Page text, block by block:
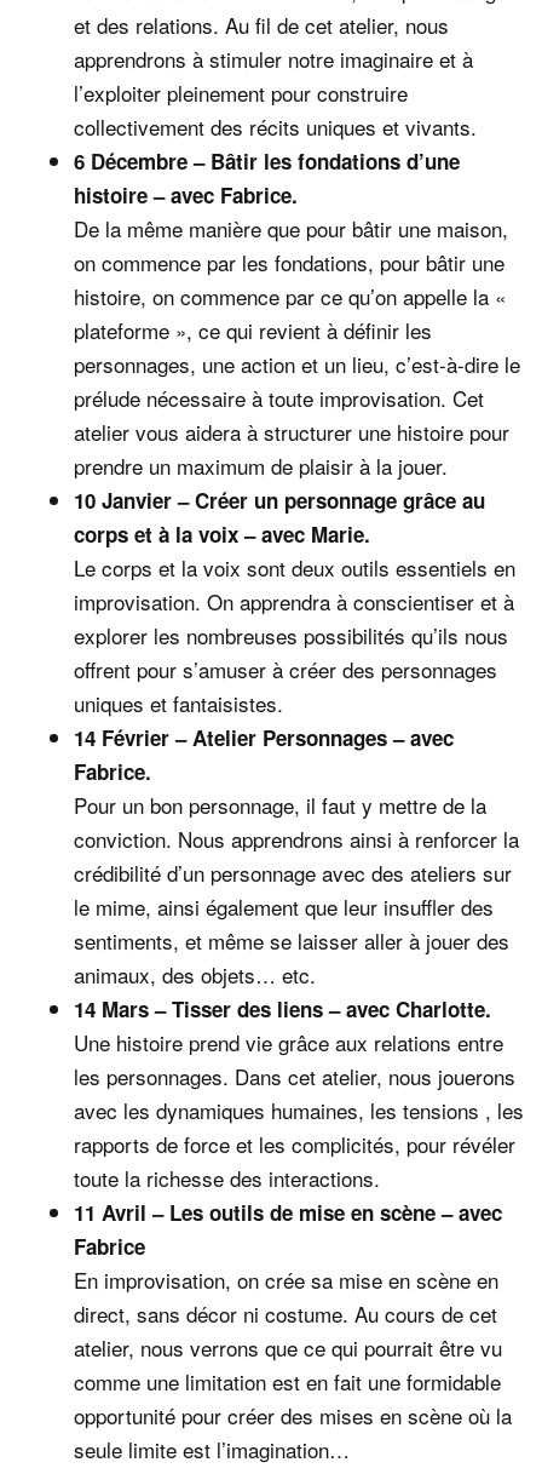
et des relations. Au fil de cet atelier, nous
apprendrons à stimuler notre imaginaire et à
l’exploiter pleinement pour construire
collectivement des récits uniques et vivants.
6 Décembre – Bâtir les fondations d’une
histoire – avec Fabrice.
De la même manière que pour bâtir une maison,
on commence par les fondations, pour bâtir une
histoire, on commence par ce qu’on appelle la «
plateforme », ce qui revient à définir les
personnages, une action et un lieu, c’est-à-dire le
prélude nécessaire à toute improvisation. Cet
atelier vous aidera à structurer une histoire pour
prendre un maximum de plaisir à la jouer.
10 Janvier – Créer un personnage grâce au
corps et à la voix – avec Marie.
Le corps et la voix sont deux outils essentiels en
improvisation. On apprendra à conscientiser et à
explorer les nombreuses possibilités qu’ils nous
offrent pour s’amuser à créer des personnages
uniques et fantaisistes.
14 Février – Atelier Personnages – avec
Fabrice.
Pour un bon personnage, il faut y mettre de la
conviction. Nous apprendrons ainsi à renforcer la
crédibilité d’un personnage avec des ateliers sur
le mime, ainsi également que leur insuffler des
sentiments, et même se laisser aller à jouer des
animaux, des objets… etc.
14 Mars – Tisser des liens – avec Charlotte.
Une histoire prend vie grâce aux relations entre
les personnages. Dans cet atelier, nous jouerons
avec les dynamiques humaines, les tensions , les
rapports de force et les complicités, pour révéler
toute la richesse des interactions.
11 Avril – Les outils de mise en scène – avec
Fabrice
En improvisation, on crée sa mise en scène en
direct, sans décor ni costume. Au cours de cet
atelier, nous verrons que ce qui pourrait être vu
comme une limitation est en fait une formidable
opportunité pour créer des mises en scène où la
seule limite est l’imagination…